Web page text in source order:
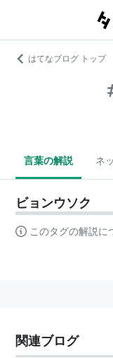
はてなブログ トップ
言葉の解説 ネ
ビョンウソク
このタグの解説に
関連ブログ